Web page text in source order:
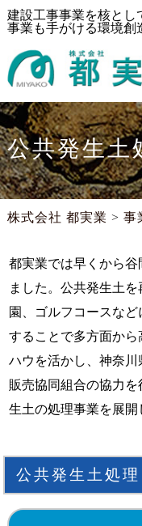
建設工事事業を核とし
事業も手がける環境創
公共発生土
株式会社 都実業 > 事
都実業では早くから
ました。公共発生土
園、ゴルフコースな
することで多方面か
ハウを活かし、神奈川
販売協同組合の協力
生土の処理事業を展開
公共発生土処理